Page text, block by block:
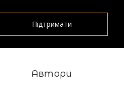
Підтримати
Автори